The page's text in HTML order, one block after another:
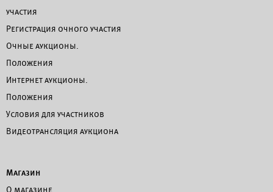
участия
Регистрация очного участия
Очные аукционы.
Положения
Интернет аукционы.
Положения
Условия для участников
Видеотрансляция аукциона
Магазин
О магазине